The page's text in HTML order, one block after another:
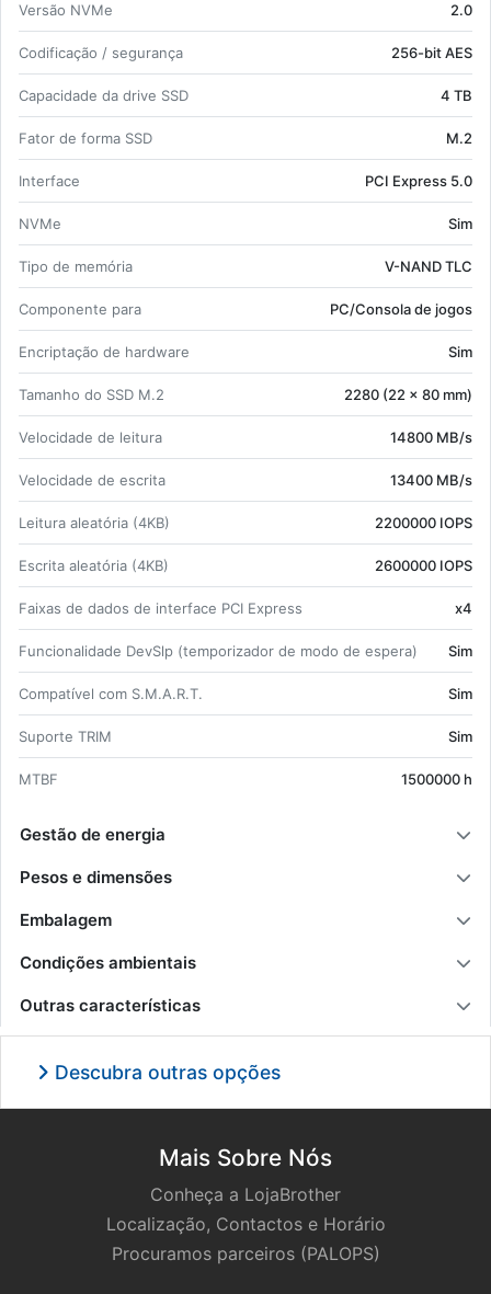
Com­po­nente para: PC/Con­sola de jogos.
Versão NVMe 2.0
Co­di­fi­cação / se­gu­rança 256-bit AES
Ca­pa­ci­dade da drive SSD 4 TB
Fator de forma SSD M.2
In­ter­face PCI Ex­press 5.0
NVMe Sim
Tipo de me­mória V-NAND TLC
Com­po­nente para PC/Con­sola de jogos
En­crip­tação de hardware Sim
Ta­manho do SSD M.2 2280 (22 x 80 mm)
Ve­lo­ci­dade de lei­tura 14800 MB/s
Ve­lo­ci­dade de es­crita 13400 MB/s
Lei­tura ale­a­tória (4KB) 2200000 IOPS
Es­crita ale­a­tória (4KB) 2600000 IOPS
Faixas de dados de in­ter­face PCI Ex­press x4
Fun­ci­o­na­li­dade DevSlp (tem­po­ri­zador de modo de es­pera) Sim
Com­pa­tível com S.M.A.R.T. Sim
Su­porte TRIM Sim
MTBF 1500000 h
Gestão de energia
Pesos e dimensões
Embalagem
Condições ambientais
Outras características
Descubra outras opções
Mais Sobre Nós
Conheça a LojaBrother
Localização, Contactos e Horário
Procuramos parceiros (PALOPS)